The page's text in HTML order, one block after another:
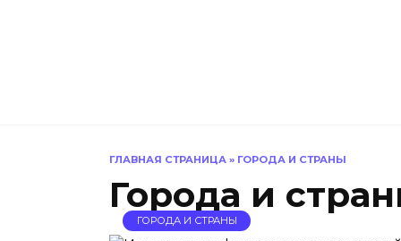
ГЛАВНАЯ СТРАНИЦА » ГОРОДА И СТРАНЫ
Города и
ГОРОДА И СТРАНЫ